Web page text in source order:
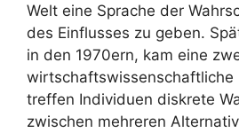
Welt eine Sprache der
des Einflusses zu geben.
in den 1970ern, kam eine
wirtschaftswissenschaftliche
treffen Individuen diskrete
zwischen mehreren